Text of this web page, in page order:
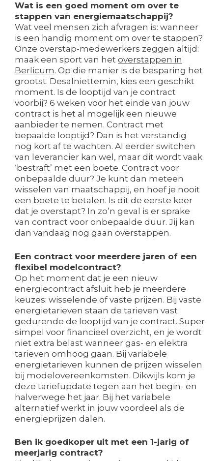
Wat is een goed moment om over te
stappen van energiemaatschappij?
Wat veel mensen zich afvragen is: wanneer
is een handig moment om over te stappen?
Onze overstap-medewerkers zeggen altijd:
maak een sport van het overstappen in
Berlicum. Op die manier is de besparing het
grootst. Desalniettemin, kies een geschikt
moment. Is de looptijd van je contract
voorbij? 6 weken voor het einde van jouw
contract is het al mogelijk een nieuwe
aanbieder te nemen. Contract met
bepaalde looptijd? Dan is het verstandig
nog kort af te wachten. Al eerder switchen
van leverancier kan wel, maar dit wordt vaak
‘bestraft’ met een boete. Contract voor
onbepaalde duur? Je kunt dan meteen
wisselen van maatschappij, en hoef je nooit
een boete te betalen. Is dit de eerste keer
dat je overstapt? In zo’n geval is er sprake
van contract voor onbepaalde duur. Jij kan
dan vandaag nog gaan overstappen.
Een contract voor meerdere jaren of een
flexibel modelcontract?
Op het moment dat je een nieuw
energiecontract afsluit heb je meerdere
keuzes: wisselende of vaste prijzen. Bij vaste
energietarieven staan de tarieven vast
gedurende de looptijd van je contract. Super
simpel voor financieel overzicht, en je wordt
niet extra belast wanneer gas- en elektra
tarieven omhoog gaan. Bij variabele
energietarieven kunnen de prijzen wisselen
bij modelovereenkomsten. Dikwijls kom je
deze tariefupdate tegen aan het begin- en
halverwege het jaar. Bij het variabele
alternatief werkt in jouw voordeel als de
energieprijzen dalen.
Ben ik goedkoper uit met een 1-jarig of
meerjarig contract?